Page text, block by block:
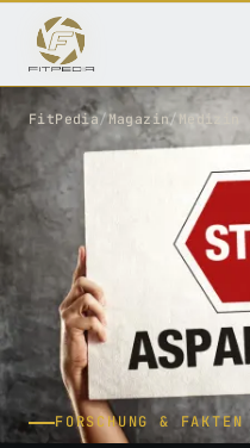
FitPedia/Magazin/ Medizin
FORSCHUNG & FAKTEN